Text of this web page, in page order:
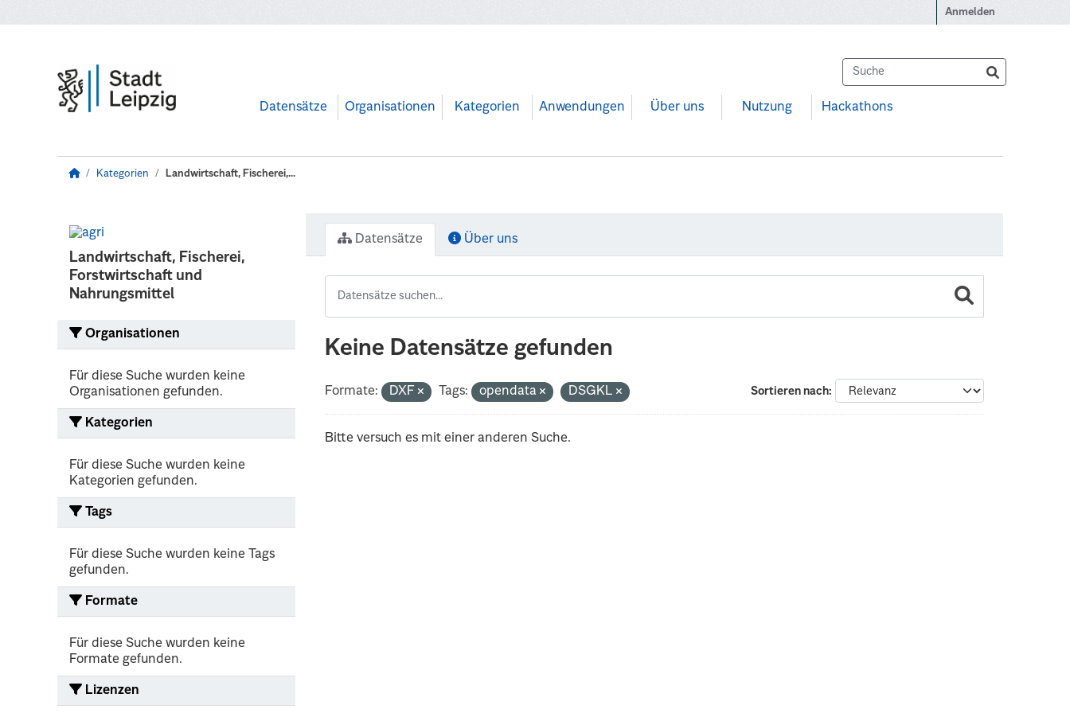
Anmelden
Datensätze Organisationen Kategorien Anwendungen Über uns Nutzung Hackathons
Kategorien Landwirtschaft, Fischerei,...
Landwirtschaft, Fischerei,
Forstwirtschaft und
Nahrungsmittel
Organisationen
Für diese Suche wurden keine
Organisationen gefunden.
Kategorien
Für diese Suche wurden keine
Kategorien gefunden.
Tags
Für diese Suche wurden keine Tags
gefunden.
Formate
Für diese Suche wurden keine
Formate gefunden.
Lizenzen
Datensätze Über uns
Keine Datensätze gefunden
Sortieren nach
Formate: DXF Tags: opendata DSGKL
Bitte versuch es mit einer anderen Suche.